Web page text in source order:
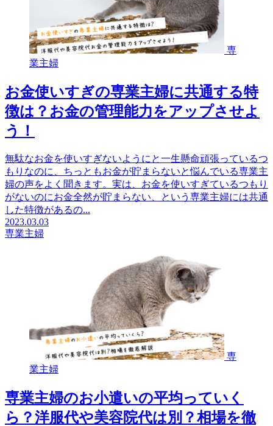
専
業主婦
お金使いすぎの専業主婦に共通する特
徴は？お金の管理能力をアップさせよ
う！
無駄なお金を使いすぎないようにと一生懸命頑張っているつ
もりなのに、ちっともお金が貯まらないと悩んでいる専業主
婦の声をよく聞きます。実は、お金を使いすぎているつもり
がないのにお金全然が貯まらない、という専業主婦には共通
した特徴があるの...
2023.03.03
専業主婦
専
業主婦
専業主婦のお小遣いの平均っていく
ら？洋服代や美容院代は別？相場を徹